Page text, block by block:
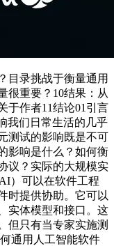
目录挑战于衡量通用
很重要？10结果：从
于作者11结论01引言
我们日常生活的几乎
测试的影响既是不可
影响是什么？如何衡
议？实际的大规模实
）可以在软件工程
时提供协助。它可以
实体模型和接口。这
但只有当专家实施测
通用人工智能软件